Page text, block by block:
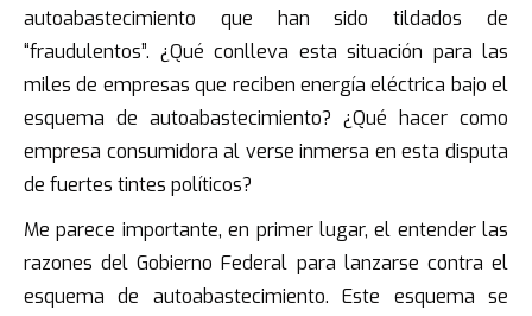
autoabastecimiento que han sido tildados de
“fraudulentos”. ¿Qué conlleva esta situación para las
miles de empresas que reciben energía eléctrica bajo el
esquema de autoabastecimiento? ¿Qué hacer como
empresa consumidora al verse inmersa en esta disputa
de fuertes tintes políticos?
Me parece importante, en primer lugar, el entender las
razones del Gobierno Federal para lanzarse contra el
esquema de autoabastecimiento. Este esquema se